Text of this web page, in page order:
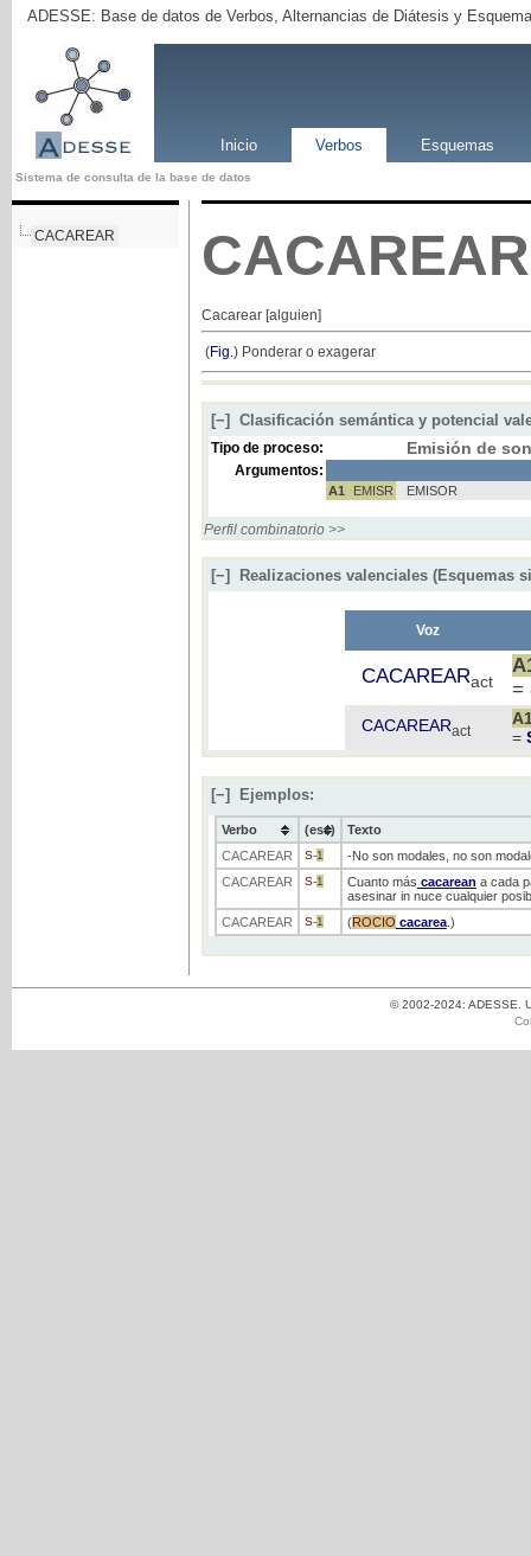
ADESSE: Base de datos de Verbos, Alternancias de Diátesis y
Inicio Verbos Esquemas
Sistema de consulta de la base de datos
CACAREAR CACAREAR
Cacarear [alguien]
(Fig. ) Ponderar o exagerar
[−] Clasificación semántica y potencial
Tipo de proceso: Emisión de
Argumentos:
A1 EMISR EMISOR
Perfil combinatorio >>
[−] Realizaciones valenciales (Esquemas
Voz
CACAREARact
=
CACAREARact
=
[−] Ejemplos:
Verbo (ess)
Texto
CACAREAR
S-1
-No son modales, no son
CACAREAR
S-1 Cuanto más cacarean a cada
asesinar in nuce cualquier
CACAREAR
S-1 (ROCIO cacarea.)
© 2002-2024: ADESSE.